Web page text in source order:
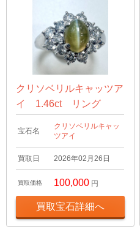
クリソベリルキャッツア
イ 1.46ct リング
宝石名
クリソベリルキャッ
ツアイ
買取日 2026年02月26日
買取価格 100,000 円
買取宝石詳細へ